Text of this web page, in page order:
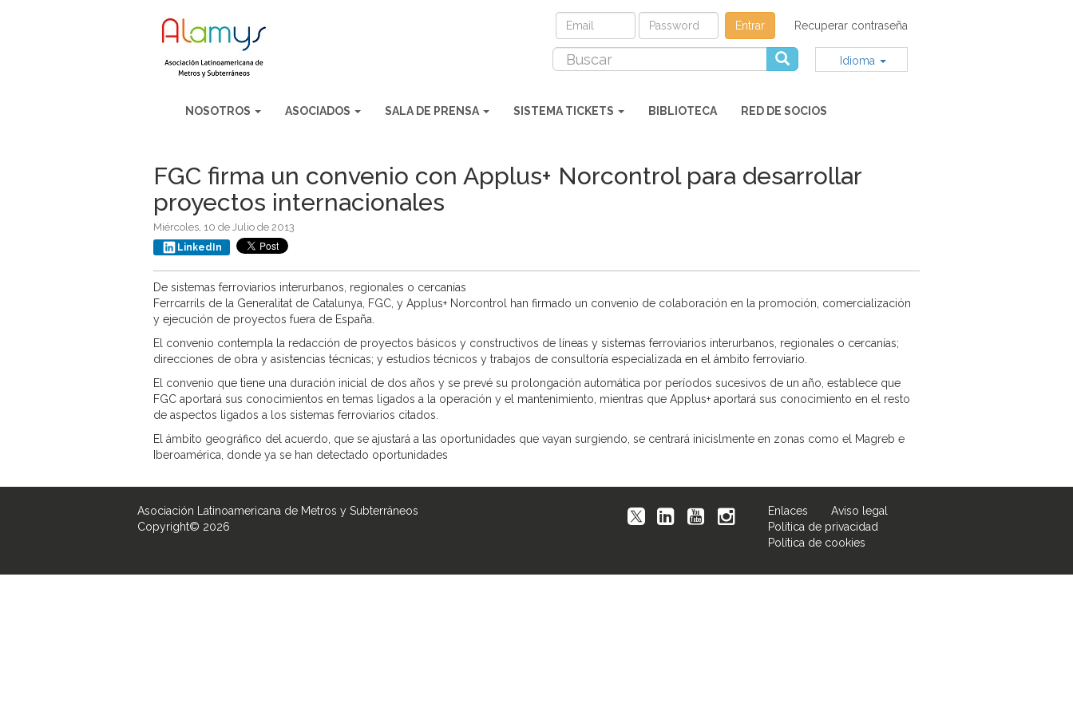
Entrar Recuperar contraseña
Idioma
NOSOTROS ASOCIADOS SALA DE PRENSA SISTEMA TICKETS BIBLIOTECA RED DE SOCIOS
FGC firma un convenio con Applus+ Norcontrol para desarrollar
proyectos internacionales
Miércoles, 10 de Julio de 2013
LinkedIn
De sistemas ferroviarios interurbanos, regionales o cercanías
Ferrcarrils de la Generalitat de Catalunya, FGC, y Applus+ Norcontrol han firmado un convenio de colaboración en la promoción, comercialización
y ejecución de proyectos fuera de España.
El convenio contempla la redacción de proyectos básicos y constructivos de líneas y sistemas ferroviarios interurbanos, regionales o cercanías;
direcciones de obra y asistencias técnicas; y estudios técnicos y trabajos de consultoría especializada en el ámbito ferroviario.
El convenio que tiene una duración inicial de dos años y se prevé su prolongación automática por períodos sucesivos de un año, establece que
FGC aportará sus conocimientos en temas ligados a la operación y el mantenimiento, mientras que Applus+ aportará sus conocimiento en el resto
de aspectos ligados a los sistemas ferroviarios citados.
El ámbito geográfico del acuerdo, que se ajustará a las oportunidades que vayan surgiendo, se centrará inicislmente en zonas como el Magreb e
Iberoamérica, donde ya se han detectado oportunidades
Asociación Latinoamericana de Metros y Subterráneos
Copyright© 2026
Enlaces
Aviso legal
Política de privacidad
Política de cookies